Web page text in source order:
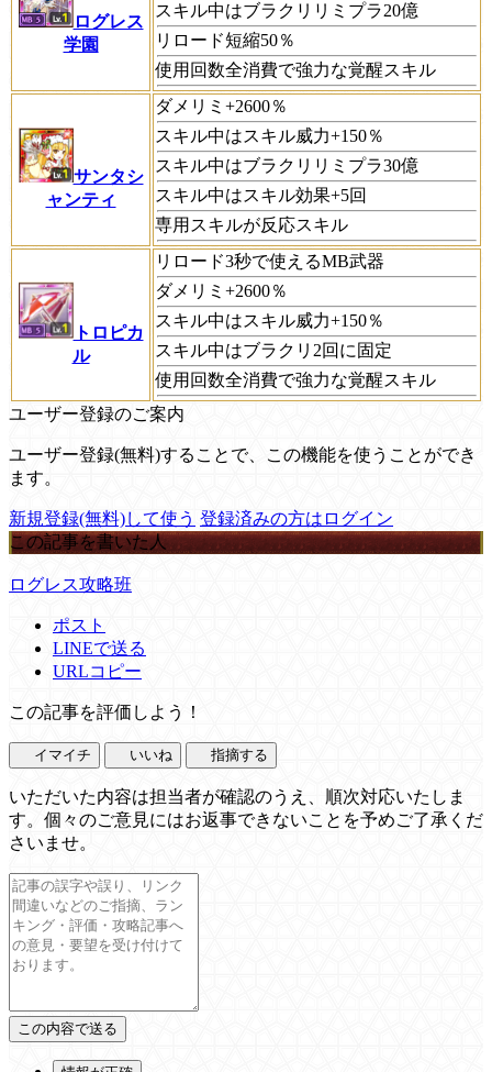
ログレス
学園
スキル中はブラクリリミプラ20億
リロード短縮50％
使用回数全消費で強力な覚醒スキル
サンタシ
ャンティ
ダメリミ+2600％
スキル中はスキル威力+150％
スキル中はブラクリリミプラ30億
スキル中はスキル効果+5回
専用スキルが反応スキル
トロピカ
ル
リロード3秒で使えるMB武器
ダメリミ+2600％
スキル中はスキル威力+150％
スキル中はブラクリ2回に固定
使用回数全消費で強力な覚醒スキル
ユーザー登録のご案内
ユーザー登録(無料)することで、この機能を使うことができ
ます。
新規登録(無料)して使う 登録済みの方はログイン
この記事を書いた人
ログレス攻略班
ポスト
LINEで送る
URLコピー
この記事を評価しよう！
イマイチ いいね 指摘する
いただいた内容は担当者が確認のうえ、順次対応いたしま
す。個々のご意見にはお返事できないことを予めご了承くだ
さいませ。